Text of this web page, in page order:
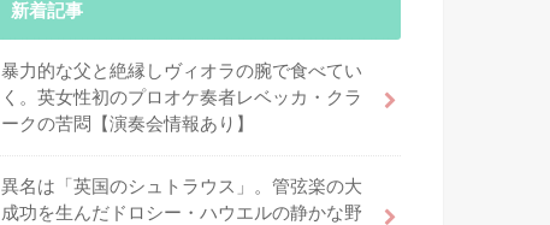
新着記事
暴力的な父と絶縁しヴィオラの腕で食べてい
く。英女性初のプロオケ奏者レベッカ・クラ
ークの苦悶【演奏会情報あり】
異名は「英国のシュトラウス」。管弦楽の大
成功を生んだドロシー・ハウエルの静かな野